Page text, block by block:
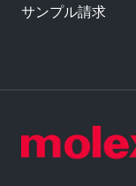
サンプル請求